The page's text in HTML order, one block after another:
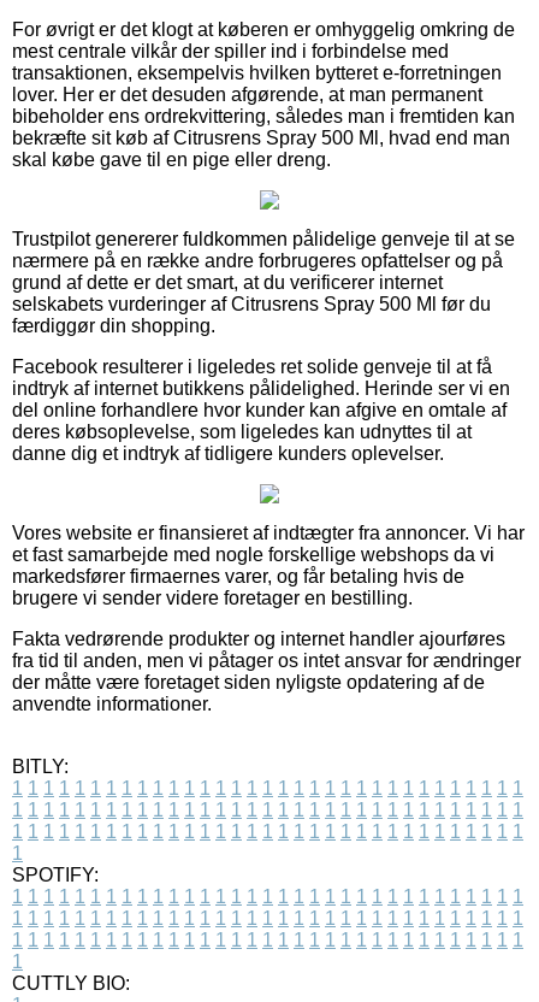
For øvrigt er det klogt at køberen er omhyggelig omkring de
mest centrale vilkår der spiller ind i forbindelse med
transaktionen, eksempelvis hvilken bytteret e-forretningen
lover. Her er det desuden afgørende, at man permanent
bibeholder ens ordrekvittering, således man i fremtiden kan
bekræfte sit køb af Citrusrens Spray 500 Ml, hvad end man
skal købe gave til en pige eller dreng.
Trustpilot genererer fuldkommen pålidelige genveje til at se
nærmere på en række andre forbrugeres opfattelser og på
grund af dette er det smart, at du verificerer internet
selskabets vurderinger af Citrusrens Spray 500 Ml før du
færdiggør din shopping.
Facebook resulterer i ligeledes ret solide genveje til at få
indtryk af internet butikkens pålidelighed. Herinde ser vi en
del online forhandlere hvor kunder kan afgive en omtale af
deres købsoplevelse, som ligeledes kan udnyttes til at
danne dig et indtryk af tidligere kunders oplevelser.
Vores website er finansieret af indtægter fra annoncer. Vi har
et fast samarbejde med nogle forskellige webshops da vi
markedsfører firmaernes varer, og får betaling hvis de
brugere vi sender videre foretager en bestilling.
Fakta vedrørende produkter og internet handler ajourføres
fra tid til anden, men vi påtager os intet ansvar for ændringer
der måtte være foretaget siden nyligste opdatering af de
anvendte informationer.
BITLY:
1 1 1 1 1 1 1 1 1 1 1 1 1 1 1 1 1 1 1 1 1 1 1 1 1 1 1 1 1 1 1 1 1
1 1 1 1 1 1 1 1 1 1 1 1 1 1 1 1 1 1 1 1 1 1 1 1 1 1 1 1 1 1 1 1 1
1 1 1 1 1 1 1 1 1 1 1 1 1 1 1 1 1 1 1 1 1 1 1 1 1 1 1 1 1 1 1 1 1
1
SPOTIFY:
1 1 1 1 1 1 1 1 1 1 1 1 1 1 1 1 1 1 1 1 1 1 1 1 1 1 1 1 1 1 1 1 1
1 1 1 1 1 1 1 1 1 1 1 1 1 1 1 1 1 1 1 1 1 1 1 1 1 1 1 1 1 1 1 1 1
1 1 1 1 1 1 1 1 1 1 1 1 1 1 1 1 1 1 1 1 1 1 1 1 1 1 1 1 1 1 1 1 1
1
CUTTLY BIO: